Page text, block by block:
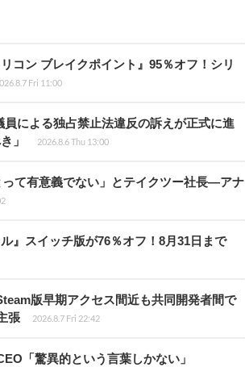
コン ブレイクポイント』95％オフ！シリ
Fri 11:00
による独占禁止法違反の訴えが正式に進
」
2026.8.6 Thu 13:00
って有意義でない」とテイクツー社長―アナ
』スイッチ版が76％オフ！8月31日まで
版早期アクセス間近も共同開発者間で
張
2026.8.7 Fri 22:42
「驚異的という言葉しかない」